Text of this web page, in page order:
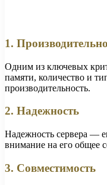
1.
Одним из ключевых
памяти, количество и
производительность.
2. Надежность
Надежность сервера —
внимание на его общее
3. Совместимость